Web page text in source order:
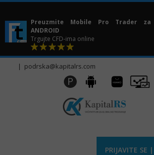
Skip
content
Preuzmite Mobile Pro Trader za
ANDROID
Trgujte CFD-ima online
| podrska@kapitalrs.com
P Android
Huawei
AppGallery
Pro
Trader
PRIJAVITE SE |